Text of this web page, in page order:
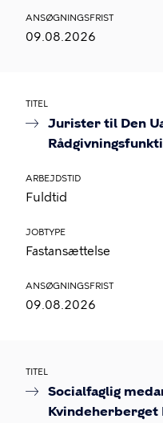
ANSØGNINGSFRIST
09.08.2026
TITEL
Jurister til Den
ARBEJDSTID
Fuldtid
JOBTYPE
Fastansættelse
ANSØGNINGSFRIST
09.08.2026
TITEL
Socialfaglig
Kvindeherberget